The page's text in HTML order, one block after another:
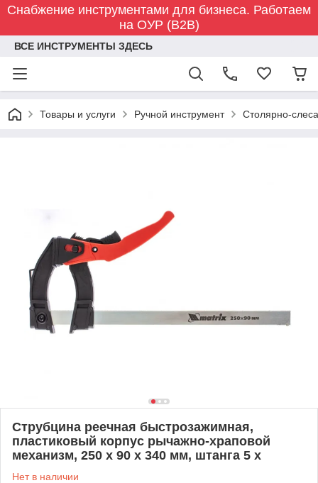
Снабжение инструментами для бизнеса. Работаем
на ОУР (B2B)
ВСЕ ИНСТРУМЕНТЫ ЗДЕСЬ
Товары и услуги Ручной инструмент Столярно-
Струбцина реечная быстрозажимная,
пластиковый корпус рычажно-храповой
механизм, 250 х 90 х 340 мм, штанга 5 х
Нет в наличии